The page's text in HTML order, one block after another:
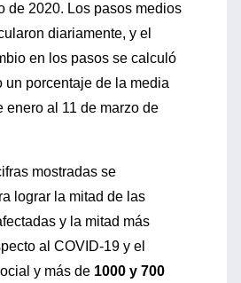
de 2020. Los pasos medios
diariamente, y el
en los pasos se calculó
un porcentaje de la media
enero al 11 de marzo de
mostradas se
lograr la mitad de las
y la mitad más
al COVID-19 y el
y más de 1000 y 700